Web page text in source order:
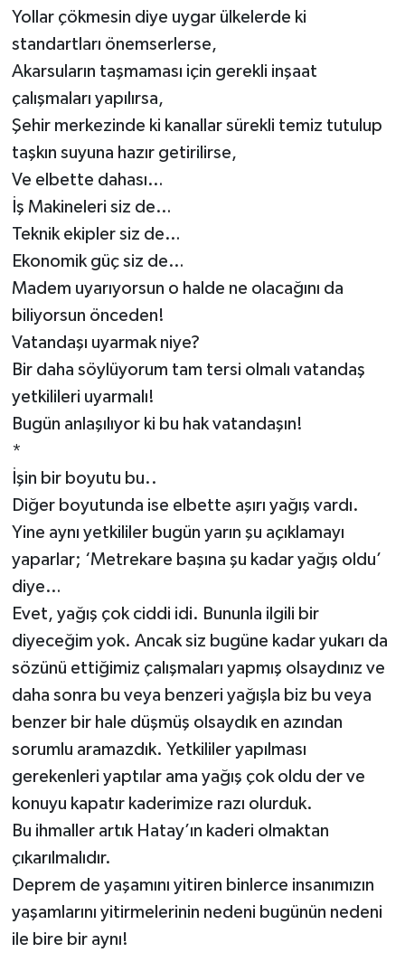
Yollar çökmesin diye uygar ülkelerde ki
standartları önemserlerse,
Akarsuların taşmaması için gerekli inşaat
çalışmaları yapılırsa,
Şehir merkezinde ki kanallar sürekli temiz tutulup
taşkın suyuna hazır getirilirse,
Ve elbette dahası…
İş Makineleri siz de…
Teknik ekipler siz de…
Ekonomik güç siz de…
Madem uyarıyorsun o halde ne olacağını da
biliyorsun önceden!
Vatandaşı uyarmak niye?
Bir daha söylüyorum tam tersi olmalı vatandaş
yetkilileri uyarmalı!
Bugün anlaşılıyor ki bu hak vatandaşın!
*
İşin bir boyutu bu..
Diğer boyutunda ise elbette aşırı yağış vardı.
Yine aynı yetkililer bugün yarın şu açıklamayı
yaparlar; ‘Metrekare başına şu kadar yağış oldu’
diye…
Evet, yağış çok ciddi idi. Bununla ilgili bir
diyeceğim yok. Ancak siz bugüne kadar yukarı da
sözünü ettiğimiz çalışmaları yapmış olsaydınız ve
daha sonra bu veya benzeri yağışla biz bu veya
benzer bir hale düşmüş olsaydık en azından
sorumlu aramazdık. Yetkililer yapılması
gerekenleri yaptılar ama yağış çok oldu der ve
konuyu kapatır kaderimize razı olurduk.
Bu ihmaller artık Hatay’ın kaderi olmaktan
çıkarılmalıdır.
Deprem de yaşamını yitiren binlerce insanımızın
yaşamlarını yitirmelerinin nedeni bugünün nedeni
ile bire bir aynı!